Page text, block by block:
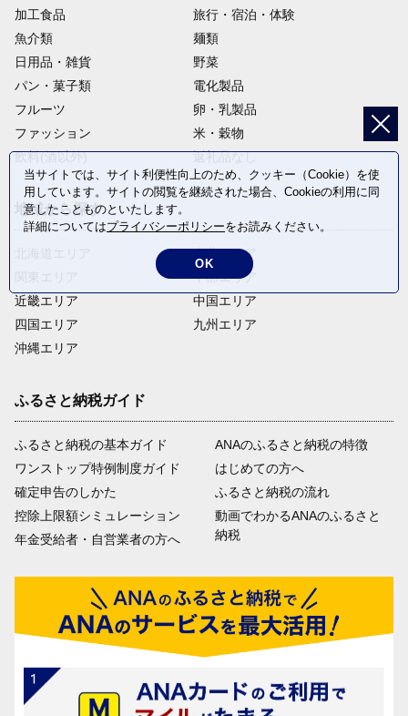
加工食品
旅行・宿泊・体験
魚介類
麺類
日用品・雑貨
野菜
パン・菓子類
電化製品
フルーツ
卵・乳製品
ファッション
米・穀物
飲料(酒以外)
返礼品なし
地域から探す
近畿エリア
四国エリア
沖縄エリア
東北エリア
中部エリア
中国エリア
九州エリア
ふるさと納税ガイド
ふるさと納税の基本ガイド
ワンストップ特例制度ガイド
確定申告のしかた
控除上限額シミュレーション
年金受給者・自営業者の方へ
ANAのふるさと納税の特徴
はじめての方へ
ふるさと納税の流れ
動画でわかるANAのふるさと
納税
当サイトでは、サイト利便性向上のため、クッキー（Cookie）を使
用しています。サイトの閲覧を継続された場合、Cookieの利用に同
意したことものといたします。
詳細についてはプライバシーポリシーをお読みください。
OK